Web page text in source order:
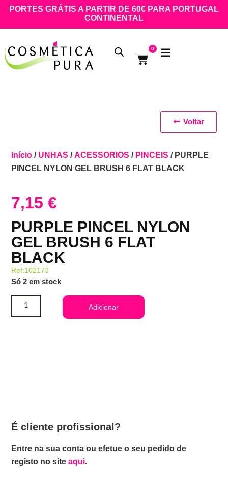
PORTES GRÁTIS A PARTIR DE 60€ PARA PORTUGAL
CONTINENTAL
0
Início / UNHAS /ACESSORIOS / PINCEIS / PURPLE
PINCEL NYLON GEL BRUSH 6 FLAT BLACK
7,15€
PURPLE PINCEL NYLON
GEL BRUSH 6 FLAT
BLACK
Ref:102173
Só 2 em stock
Adicionar
É cliente profissional?
Entre na sua conta ou efetue o seu pedido de
registo no siteaqui.
Voltar